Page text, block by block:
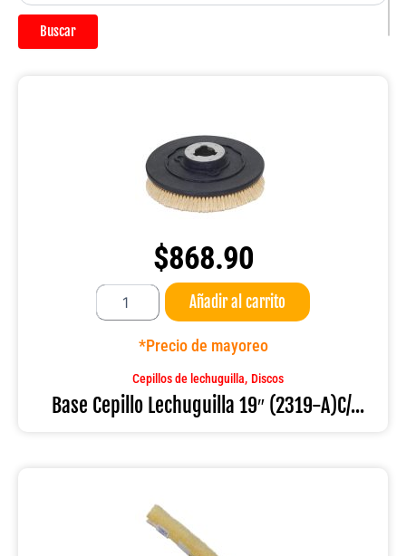
Buscar
$868.90
Base
Cepillo
Lechuguilla
A)C/TORRETA
cantidad
Añadir al carrito
*Precio de mayoreo
Cepillos de lechuguilla, Discos
Base Cepillo Lechuguilla 19″ (2319-A)C/...